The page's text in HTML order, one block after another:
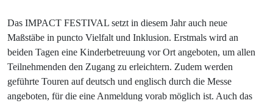
Das IMPACT FESTIVAL setzt in diesem Jahr auch neue
Maßstäbe in puncto Vielfalt und Inklusion. Erstmals wird an
beiden Tagen eine Kinderbetreuung vor Ort angeboten, um allen
Teilnehmenden den Zugang zu erleichtern. Zudem werden
geführte Touren auf deutsch und englisch durch die Messe
angeboten, für die eine Anmeldung vorab möglich ist. Auch das